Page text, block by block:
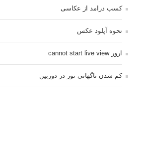
کسب درامد از عکاسی
نحوه آپلود عکس
ارور cannot start live view
کم شدن ناگهانی نور در دوربین